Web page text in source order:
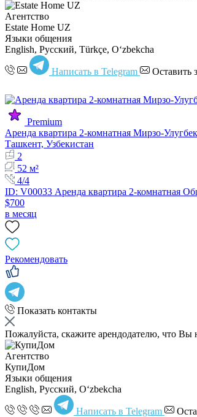
Агентство
Estate Home UZ
Языки общения
English, Русский, Türkçe, Oʻzbekcha
Написать в Telegram Оставить
Premium
Аренда квартира 2-комнатная Мирзо-
Ташкент, Узбекистан
2
52 м²
4/4
ID: V00033 Аренда квартира 2-комнатная
$700
в месяц
Рекомендовать
Показать контакты
Пожалуйста, скажите арендодателю, что Вы
Агентство
КупиДом
Языки общения
English, Русский, Oʻzbekcha
Написать в Telegram